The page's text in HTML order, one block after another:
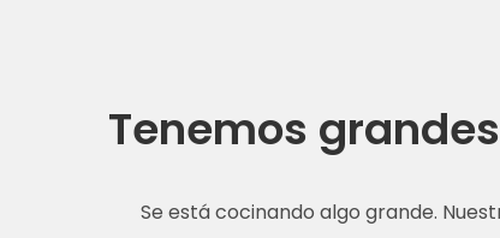
Tenemos
Se está cocinando algo grande.